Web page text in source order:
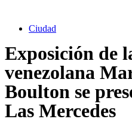
Ciudad
Exposición de
venezolana
Boulton se
Las Mercedes